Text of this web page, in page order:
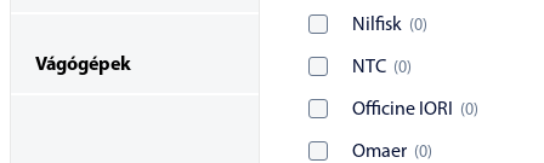
Nilfisk (0)
NTC (0)
Officine IORI (0)
Omaer (0)
Vágógépek